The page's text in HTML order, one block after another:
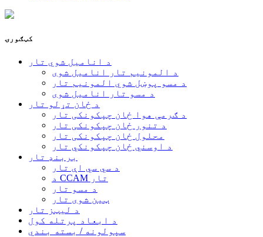
کټګورۍ
د انامیل شوي تار
د المونیم تار انامیل شوی
د مسو پوښل شوي المونیم تار
د مسو تار انامیل شوی
د ځان تړلو تار
د ګرمې هوا ځان چپکونکی تار
د تنور ځان چپکونکی تار
محلول ځان چپکونکی تار
د اوسني ځان چپکونکي تار
بربنډ تار
د سي سي اې تار
د CCAM تار
د مسو تار
ټین شوی تار
د لیټز تار
د ابعاد پرتله کول
سپولونه / بسته بندي